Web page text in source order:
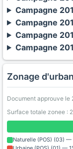
Campagne
Campagne
Campagne
Campagne
Zonage
Document approuve
Surface totale zonee :
Naturelle (POS) (03) —